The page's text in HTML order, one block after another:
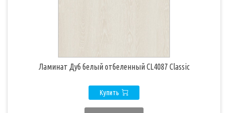
Ламинат Дуб белый отбеленный CL4087 Classic
Купить